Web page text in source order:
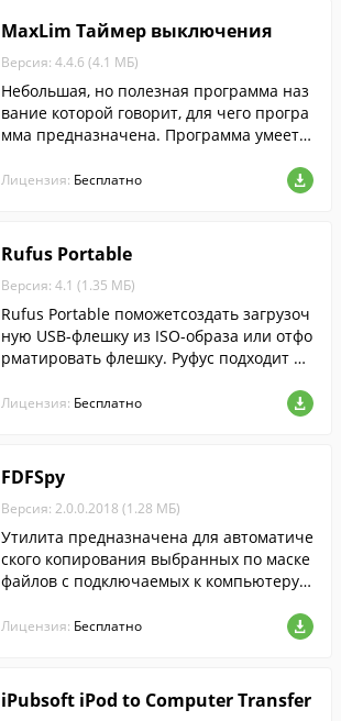
MaxLim Таймер выключения
Версия: 4.4.6 (4.1 МБ)
Небольшая, но полезная программа наз
вание которой говорит, для чего програ
мма предназначена. Программа умеет в
ждущий режим компьютер и другие дей
Лицензия: Бесплатно
Rufus Portable
Версия: 4.1 (1.35 МБ)
Rufus Portable поможетсоздать загрузоч
ную USB-флешку из ISO-образа или отфо
рматировать флешку. Руфус подходит дл
ает русский язык.
Лицензия: Бесплатно
FDFSpy
Версия: 2.0.0.2018 (1.28 МБ)
Утилита предназначена для автоматиче
ского копирования выбранных по маске
файлов с подключаемых к компьютеру с
Лицензия: Бесплатно
iPubsoft iPod to Computer Transfer